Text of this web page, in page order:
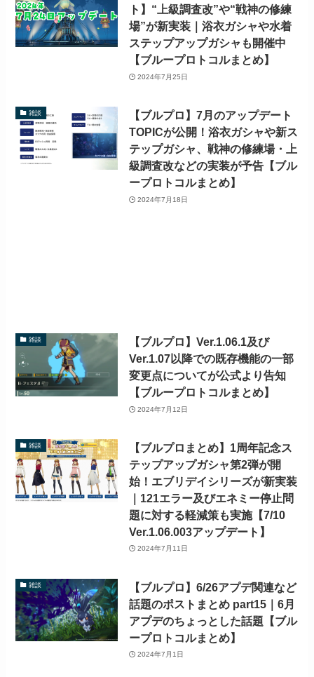
ト】“上級調査改”や“戦神の修練
場”が新実装｜浴衣ガシャや水着
ステップアップガシャも開催中
【ブループロトコルまとめ】
2024年7月25日
雑談
【ブルプロ】7月のアップデート
TOPICが公開！浴衣ガシャや新ス
テップガシャ、戦神の修練場・上
級調査改などの実装が予告【ブル
ープロトコルまとめ】
2024年7月18日
雑談
【ブルプロ】Ver.1.06.1及び
Ver.1.07以降での既存機能の一部
変更点についてが公式より告知
【ブループロトコルまとめ】
2024年7月12日
雑談
【ブルプロまとめ】1周年記念ス
テップアップガシャ第2弾が開
始！エブリデイシリーズが新実装
｜121エラー及びエネミー停止問
題に対する軽減策も実施【7/10
Ver.1.06.003アップデート】
2024年7月11日
雑談
【ブルプロ】6/26アプデ関連など
話題のポストまとめ part15｜6月
アプデのちょっとした話題【ブル
ープロトコルまとめ】
2024年7月1日